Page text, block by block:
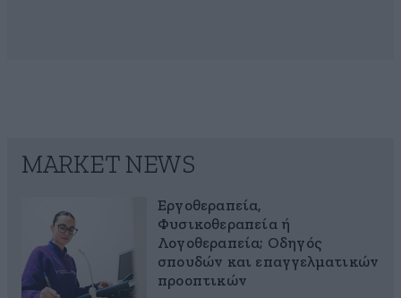
MARKET NEWS
Εργοθεραπεία,
Φυσικοθεραπεία ή
Λογοθεραπεία; Οδηγός
σπουδών και επαγγελματικών
προοπτικών